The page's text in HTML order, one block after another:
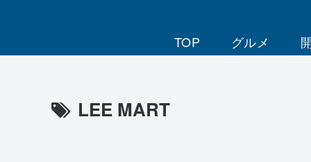
TOP グルメ
LEE MART